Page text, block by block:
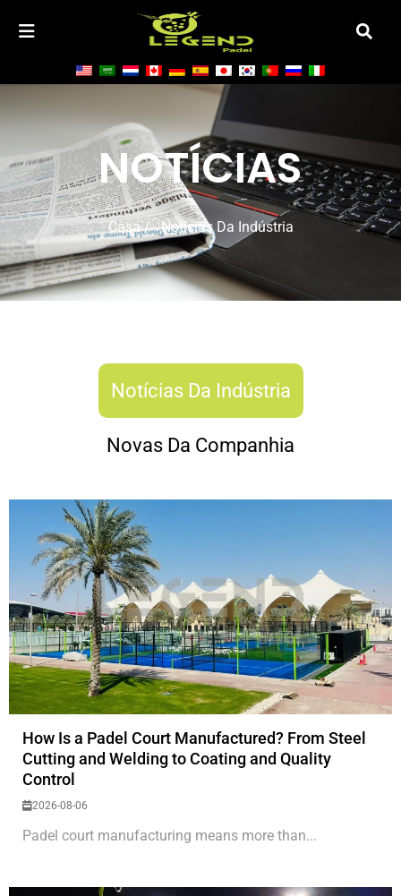
NOTÍCIAS
Casa/ Notícias Da Indústria
Notícias Da Indústria
Novas Da Companhia
How Is a Padel Court Manufactured? From Steel
Cutting and Welding to Coating and Quality
Control
2026-08-06
Padel court manufacturing means more than...